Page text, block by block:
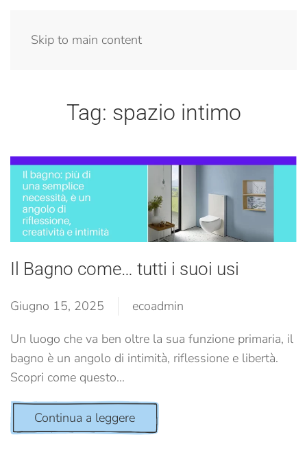
Skip to main content
Tag: spazio intimo
Il Bagno come… tutti i suoi usi
Giugno 15, 2025
ecoadmin
Un luogo che va ben oltre la sua funzione primaria, il
bagno è un angolo di intimità, riflessione e libertà.
Scopri come questo...
Continua a leggere